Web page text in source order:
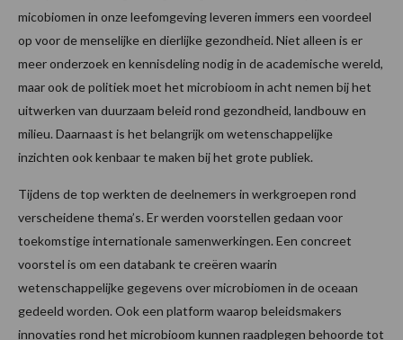
micobiomen in onze leefomgeving leveren immers een voordeel
op voor de menselijke en dierlijke gezondheid. Niet alleen is er
meer onderzoek en kennisdeling nodig in de academische wereld,
maar ook de politiek moet het microbioom in acht nemen bij het
uitwerken van duurzaam beleid rond gezondheid, landbouw en
milieu. Daarnaast is het belangrijk om wetenschappelijke
inzichten ook kenbaar te maken bij het grote publiek.
Tijdens de top werkten de deelnemers in werkgroepen rond
verscheidene thema’s. Er werden voorstellen gedaan voor
toekomstige internationale samenwerkingen. Een concreet
voorstel is om een databank te creëren waarin
wetenschappelijke gegevens over microbiomen in de oceaan
gedeeld worden. Ook een platform waarop beleidsmakers
innovaties rond het microbioom kunnen raadplegen behoorde tot